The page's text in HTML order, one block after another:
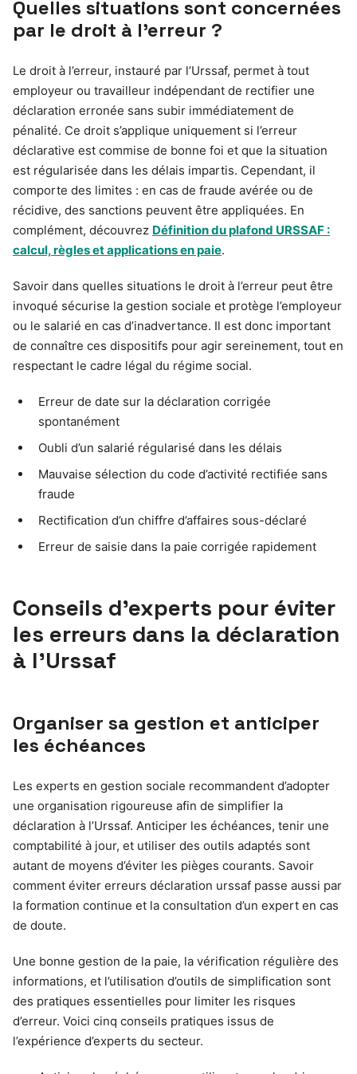
Quelles situations sont concernées
par le droit à l’erreur ?
Le droit à l’erreur, instauré par l’Urssaf, permet à tout
employeur ou travailleur indépendant de rectifier une
déclaration erronée sans subir immédiatement de
pénalité. Ce droit s’applique uniquement si l’erreur
déclarative est commise de bonne foi et que la situation
est régularisée dans les délais impartis. Cependant, il
comporte des limites : en cas de fraude avérée ou de
récidive, des sanctions peuvent être appliquées. En
complément, découvrez Définition du plafond URSSAF :
calcul, règles et applications en paie.
Savoir dans quelles situations le droit à l’erreur peut être
invoqué sécurise la gestion sociale et protège l’employeur
ou le salarié en cas d’inadvertance. Il est donc important
de connaître ces dispositifs pour agir sereinement, tout en
respectant le cadre légal du régime social.
Erreur de date sur la déclaration corrigée
spontanément
Oubli d’un salarié régularisé dans les délais
Mauvaise sélection du code d’activité rectifiée sans
fraude
Rectification d’un chiffre d’affaires sous-déclaré
Erreur de saisie dans la paie corrigée rapidement
Conseils d’experts pour éviter
les erreurs dans la déclaration
à l’Urssaf
Organiser sa gestion et anticiper
les échéances
Les experts en gestion sociale recommandent d’adopter
une organisation rigoureuse afin de simplifier la
déclaration à l’Urssaf. Anticiper les échéances, tenir une
comptabilité à jour, et utiliser des outils adaptés sont
autant de moyens d’éviter les pièges courants. Savoir
comment éviter erreurs déclaration urssaf passe aussi par
la formation continue et la consultation d’un expert en cas
de doute.
Une bonne gestion de la paie, la vérification régulière des
informations, et l’utilisation d’outils de simplification sont
des pratiques essentielles pour limiter les risques
d’erreur. Voici cinq conseils pratiques issus de
l’expérience d’experts du secteur.